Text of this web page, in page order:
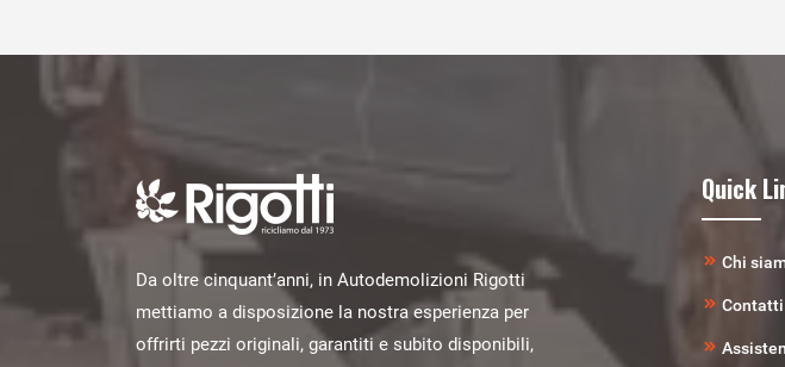
Da oltre cinquant’anni, in Autodemolizioni Rigotti
mettiamo a disposizione la nostra esperienza per
offrirti pezzi originali, garantiti e subito disponibili,
Quick
Chi
Contatti